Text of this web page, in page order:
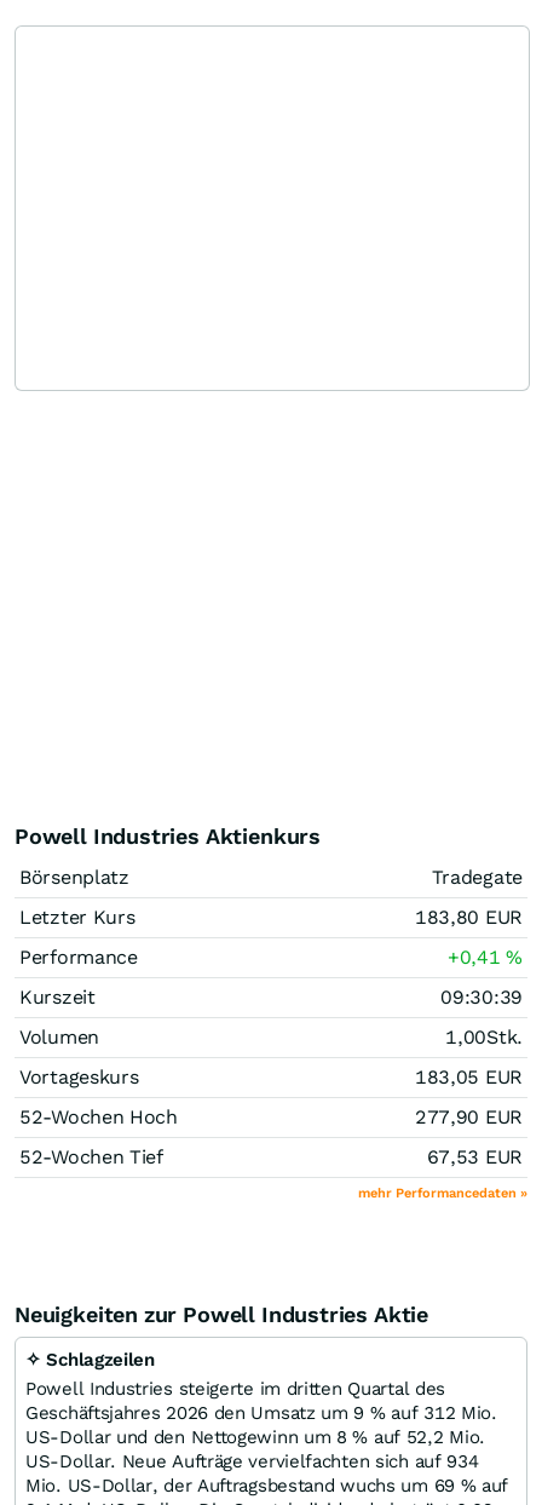
Powell Industries Aktienkurs
Börsenplatz
Tradegate
Letzter Kurs
183,80 EUR
Performance
+0,41%
Kurszeit
09:30:39
Volumen
1,00Stk.
Vortageskurs
183,05 EUR
52-Wochen Hoch
277,90 EUR
52-Wochen Tief
67,53 EUR
mehr Performancedaten »
Neuigkeiten zur Powell Industries Aktie
✧ Schlagzeilen
Powell Industries steigerte im dritten Quartal des
Geschäftsjahres 2026 den Umsatz um 9 % auf 312 Mio.
US-Dollar und den Nettogewinn um 8 % auf 52,2 Mio.
US-Dollar. Neue Aufträge vervielfachten sich auf 934
Mio. US-Dollar, der Auftragsbestand wuchs um 69 % auf